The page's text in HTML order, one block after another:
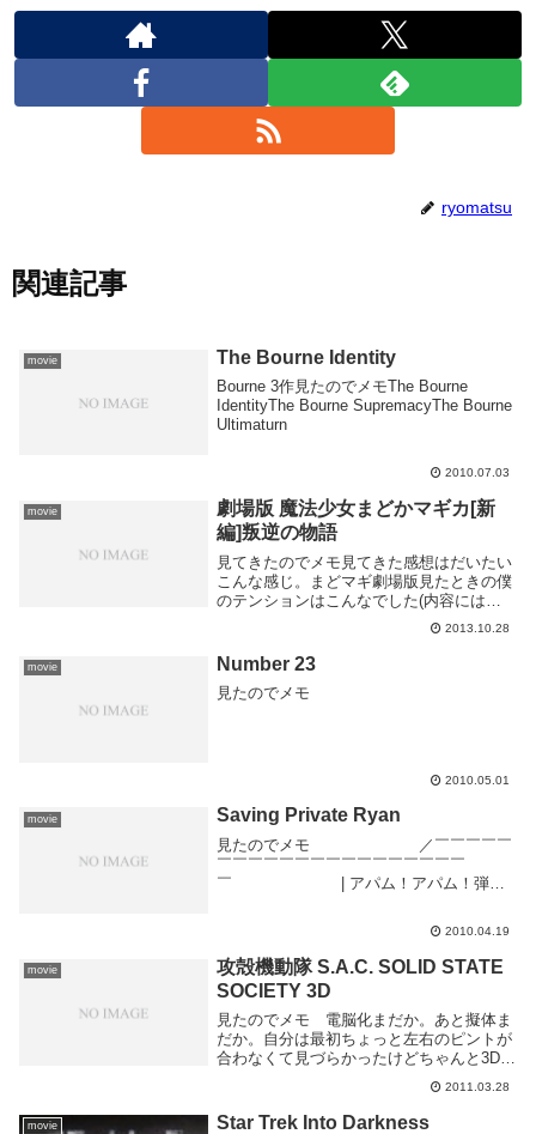
ryomatsu
関連記事
movie The Bourne Identity
Bourne 3作見たのでメモThe Bourne
IdentityThe Bourne SupremacyThe Bourne
Ultimaturn
2010.07.03
movie
劇場版 魔法少女まどかマギカ[新
編]叛逆の物語
見てきたのでメモ見てきた感想はだいたい
こんな感じ。まどマギ劇場版見たときの僕
のテンションはこんなでした(内容には触
れないけど映画見てからのがいいかもしれ
October 26, 201...
2013.10.28
movie Number 23
見たのでメモ
2010.05.01
movie Saving Private Ryan
見たのでメモ ／￣￣￣￣￣
￣￣￣￣￣￣￣￣￣￣￣￣￣￣￣￣
￣ | アパム！アパム！弾！
＿
∨ ...
2010.04.19
movie
攻殻機動隊 S.A.C. SOLID STATE
SOCIETY 3D
見たのでメモ 電脳化まだか。あと擬体ま
だか。自分は最初ちょっと左右のピントが
合わなくて見づらかったけどちゃんと3Dに
なってた。なってたからなんだって気もす
るけど。Avatarと比べると3Dあんまり実感
できん気がする、気のせいか。
2011.03.28
movie Star Trek Into Darkness